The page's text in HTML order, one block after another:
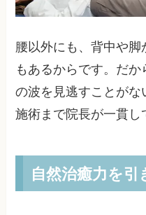
腰以外にも、背中や脚
もあるからです。だ
の波を見逃すことがな
施術まで院長が一貫し
自然治癒力を引